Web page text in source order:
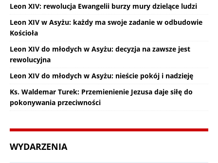
Leon XIV: rewolucja Ewangelii burzy mury dzielące ludzi
Leon XIV w Asyżu: każdy ma swoje zadanie w odbudowie
Kościoła
Leon XIV do młodych w Asyżu: decyzja na zawsze jest
rewolucyjna
Leon XIV do młodych w Asyżu: nieście pokój i nadzieję
Ks. Waldemar Turek: Przemienienie Jezusa daje siłę do
pokonywania przeciwności
WYDARZENIA